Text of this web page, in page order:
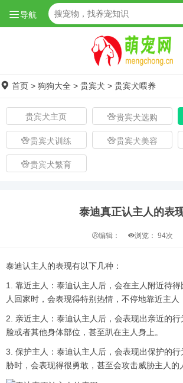
导航
首页 > 狗狗大全 > 贵宾犬 > 贵宾犬喂养
贵宾犬主页 贵宾犬选购
贵宾犬训练 贵宾犬美容
贵宾犬繁育
泰迪真正认主人的表
编辑： 浏览： 94次
泰迪认主人的表现有以下几种：
1. 靠近主人：泰迪认主人后，会在主人附近待
人回家时，会表现得特别热情，不停地靠近主人
2. 亲近主人：泰迪认主人后，会表现出亲近的行
脸或者其他身体部位，甚至趴在主人身上。
3. 保护主人：泰迪认主人后，会表现出保护的
胁时，会表现得很勇敢，甚至会攻击威胁主人的